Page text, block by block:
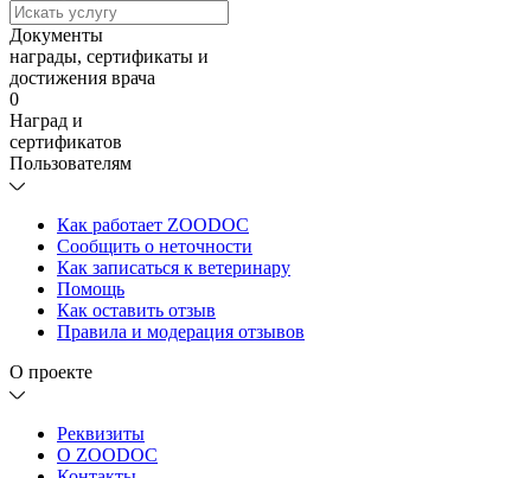
Документы
награды, сертификаты и
достижения врача
0
Наград и
сертификатов
Пользователям
Как работает ZOODOC
Сообщить о неточности
Как записаться к ветеринару
Помощь
Как оставить отзыв
Правила и модерация отзывов
О проекте
Реквизиты
О ZOODOC